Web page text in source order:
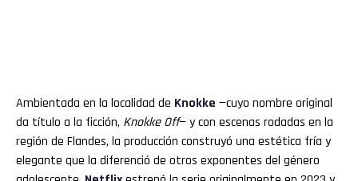
Ambientada en la localidad de Knokke —cuyo nombre original
da título a la ficción, Knokke Off— y con escenas rodadas en la
región de Flandes, la producción construyó una estética fría y
elegante que la diferenció de otros exponentes del género